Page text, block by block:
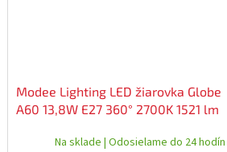
Modee Lighting LED žiarovka Globe
A60 13,8W E27 360° 2700K 1521 lm
Na sklade | Odosielame do 24 hodín